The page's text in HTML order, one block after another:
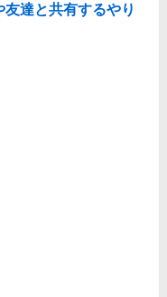
達と共有するやり